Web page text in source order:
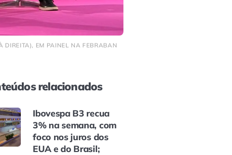
DIREITA), EM PAINEL NA FEBRABAN
relacionados
Ibovespa B3 recua
3% na semana, com
foco nos juros dos
EUA e do Brasil;